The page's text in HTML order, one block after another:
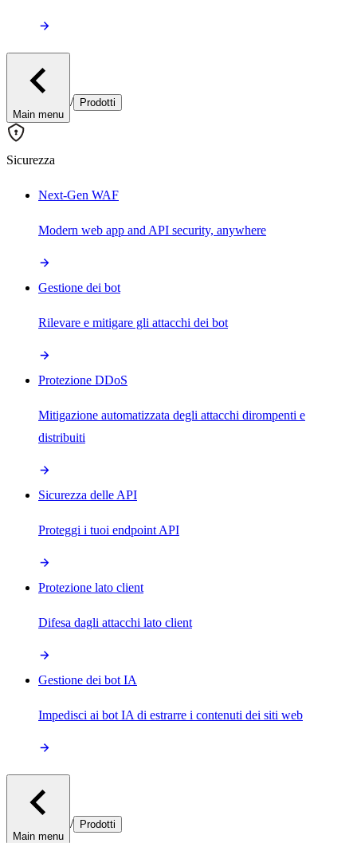
Main menu
/ Prodotti
Sicurezza
Next-Gen WAF
Modern web app and API security, anywhere
Gestione dei bot
Rilevare e mitigare gli attacchi dei bot
Protezione DDoS
Mitigazione automatizzata degli attacchi dirompenti e
distribuiti
Sicurezza delle API
Proteggi i tuoi endpoint API
Protezione lato client
Difesa dagli attacchi lato client
Gestione dei bot IA
Impedisci ai bot IA di estrarre i contenuti dei siti web
Main menu
/ Prodotti